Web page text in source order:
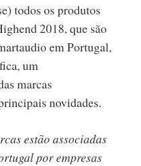
todos os produtos
2018, que são
em Portugal,
um
marcas
novidades.
estão associadas
por empresas